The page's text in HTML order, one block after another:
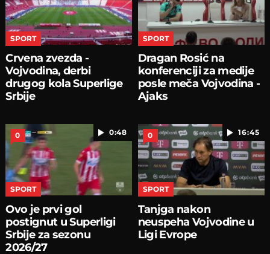
SPORT
Crvena zvezda -
Vojvodina, derbi
drugog kola Superlige
Srbije
SPORT
Dragan Rosić na
konferenciji za medije
posle meča Vojvodina -
Ajaks
0:48
0
SPORT
Ovo je prvi gol
postignut u Superligi
Srbije za sezonu
2026/27
16:45
0
SPORT
Tanjga nakon
neuspeha Vojvodine u
Ligi Evrope